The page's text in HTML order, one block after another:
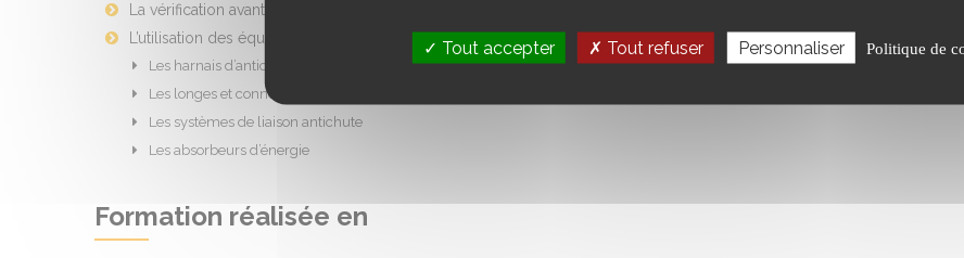
La vérification avant utilisation
L’utilisation des équipements de protection individuelle contre les chutes de hauteur :
Les harnais d’antichute
Les longes et connecteurs
Les systèmes de liaison antichute
Les absorbeurs d’énergie
Formation réalisée en
Tout accepter Tout refuser Personnaliser Politique de